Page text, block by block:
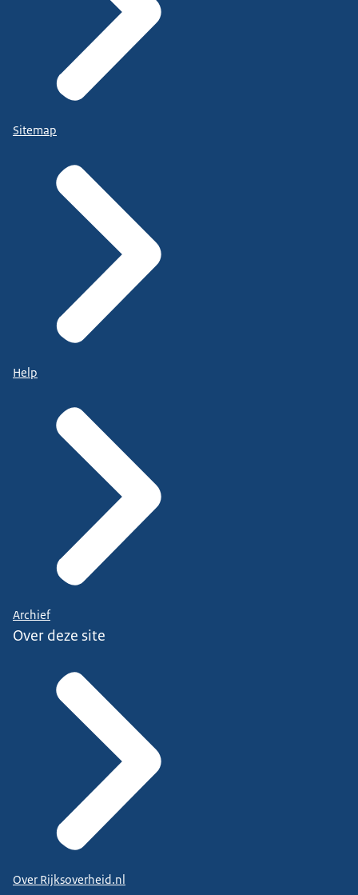
Sitemap
Help
Archief
Over deze site
Over Rijksoverheid.nl